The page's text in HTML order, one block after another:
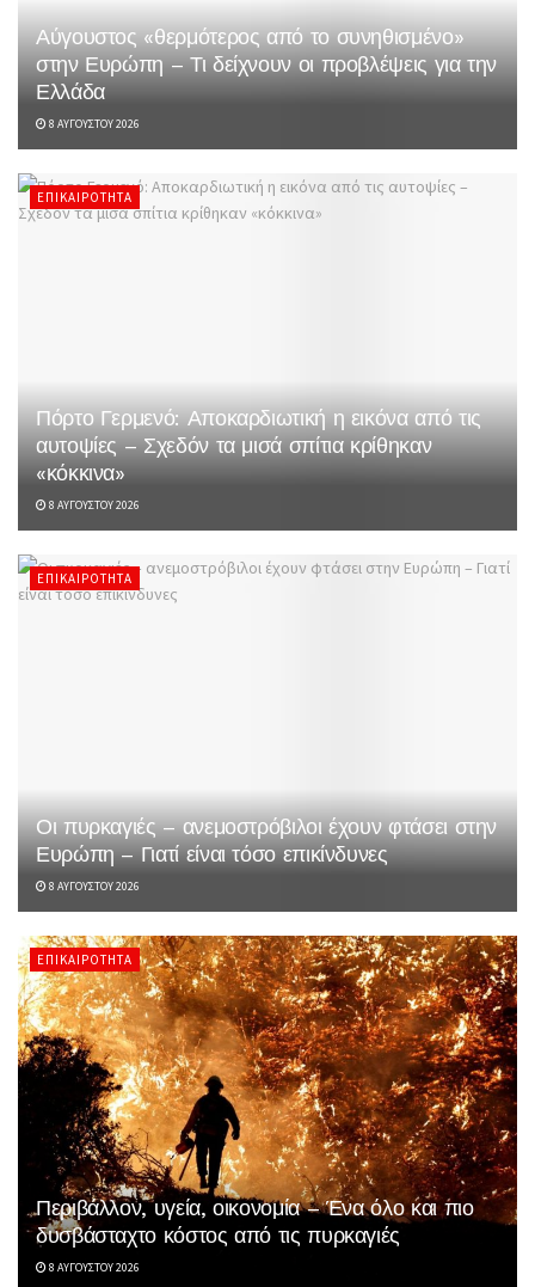
Αύγουστος «θερμότερος από το συνηθισμένο»
στην Ευρώπη – Τι δείχνουν οι προβλέψεις για την
Ελλάδα
8 ΑΥΓΟΎΣΤΟΥ 2026
ΕΠΙΚΑΙΡΌΤΗΤΑ
Πόρτο Γερμενό: Αποκαρδιωτική η εικόνα από τις
αυτοψίες – Σχεδόν τα μισά σπίτια κρίθηκαν
«κόκκινα»
8 ΑΥΓΟΎΣΤΟΥ 2026
ΕΠΙΚΑΙΡΌΤΗΤΑ
Οι πυρκαγιές – ανεμοστρόβιλοι έχουν φτάσει στην
Ευρώπη – Γιατί είναι τόσο επικίνδυνες
8 ΑΥΓΟΎΣΤΟΥ 2026
ΕΠΙΚΑΙΡΌΤΗΤΑ
Περιβάλλον, υγεία, οικονομία – Ένα όλο και πιο
δυσβάσταχτο κόστος από τις πυρκαγιές
8 ΑΥΓΟΎΣΤΟΥ 2026